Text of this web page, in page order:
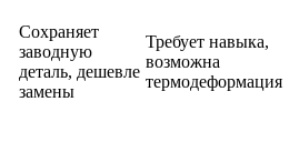
Сохраняет
заводную
деталь, дешевле
замены
Требует навыка,
возможна
термодеформация